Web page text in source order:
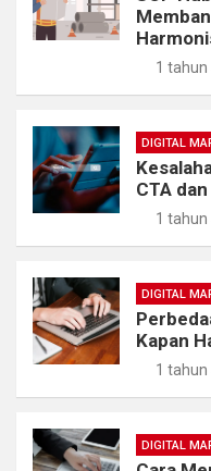
1 tahun
DIGITAL
CTA
1 tahun
DIGITAL
Kapan
1 tahun
DIGITAL